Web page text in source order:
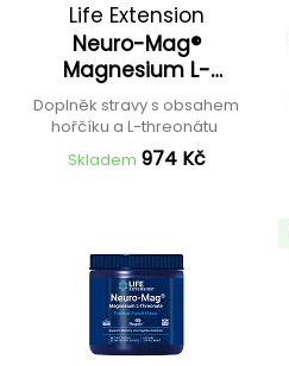
Life Extension
Neuro-Mag®
Magnesium L-
Threonate
Doplněk stravy s obsahem
hořčíku a L-threonátu
Skladem 974 Kč